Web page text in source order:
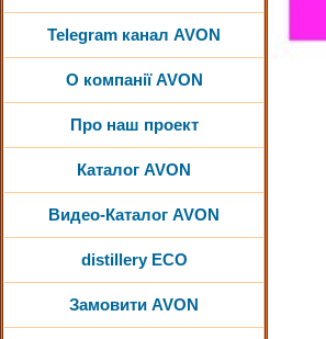
Telegram канал AVON
О компанії AVON
Про наш проект
Каталог AVON
Видео-Каталог AVON
distillery ECO
Замовити AVON